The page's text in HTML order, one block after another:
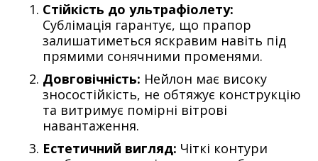
Стійкість до ультрафіолету:
Сублімація гарантує, що прапор
залишатиметься яскравим навіть під
прямими сонячними променями.
Довговічність: Нейлон має високу
зносостійкість, не обтяжує конструкцію
та витримує помірні вітрові
навантаження.
Естетичний вигляд: Чіткі контури